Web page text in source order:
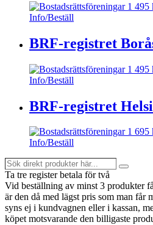
1 495
Info/Beställ
BRF-registret
1 495
Info/Beställ
BRF-registret
1 695
Info/Beställ
Sök
direkt
produkter
här...
Search
Ta tre register betala för två
Vid beställning av minst 3 produkter
är den då med lägst pris som man får
syns ej i kundvagnen eller i kassan,
köpet motsvarande den billigaste